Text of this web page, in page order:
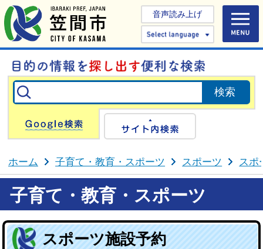
音声読み上げ
Select
Google検索
ホーム 子育て・教育・スポーツ スポーツ スポ
子育て・教育・スポーツ
スポーツ施設予約